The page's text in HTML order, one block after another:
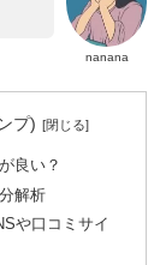
nanana
プ)
良い？
解析
や口コミサイ